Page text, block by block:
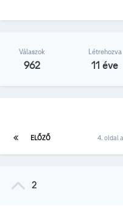
Válaszok
962
Létrehozva
11 éve
ELŐZŐ 4. oldal
2